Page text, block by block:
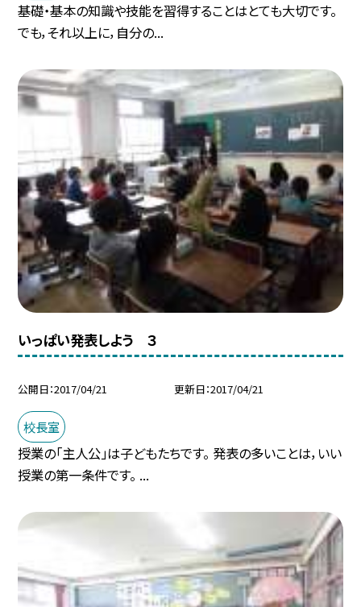
基礎・基本の知識や技能を習得することはとても大切です。
でも，それ以上に，自分の...
いっぱい発表しよう ３
公開日 2017/04/21 更新日 2017/04/21
校長室
授業の「主人公」は子どもたちです。 発表の多いことは，いい
授業の第一条件です。 ...